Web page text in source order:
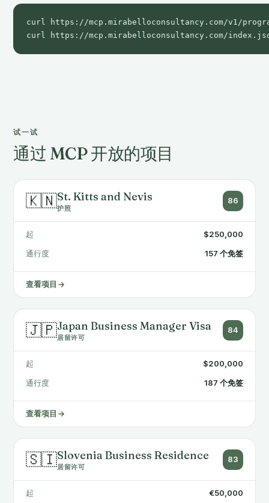
curl https://mcp.mirabelloconsultancy.com/v1/
curl https://mcp.mirabelloconsultancy.com/
试一试
通过 MCP 开放的项目
🇰🇳St. Kitts and Nevis
护照
86
起
$250,000
通行度
157 个免签
查看项目
🇯🇵Japan Business Manager Visa
居留许可
84
起
$200,000
通行度
187 个免签
查看项目
🇸🇮Slovenia Business Residence
居留许可
83
起 €50,000